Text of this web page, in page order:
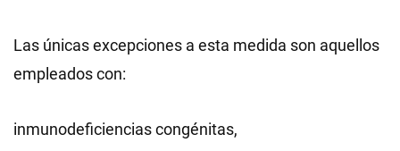
Las únicas excepciones a esta medida son aquellos
empleados con:
inmunodeficiencias congénitas,